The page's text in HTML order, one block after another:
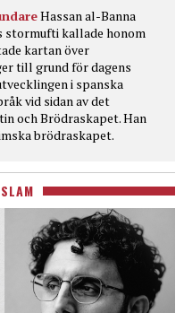
Hassan al-Banna
stormufti kallade honom
kartan över
till grund för dagens
i spanska
vid sidan av det
och Brödraskapet. Han
brödraskapet.